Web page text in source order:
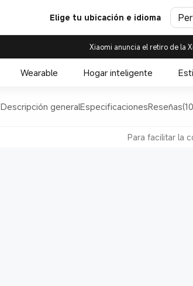
Elige tu ubicación e idioma
Xiaomi anuncia el retiro de la
Wearable Hogar inteligente
Descripción generalEspecificaciones
Para facilitar la